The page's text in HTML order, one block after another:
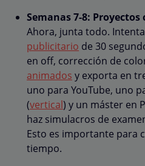
Semanas 7-8:
Ahora, junta todo.
publicitario de 30
en off, corrección de
animados y exporta en
uno para YouTube, uno
(vertical) y un máster en
haz simulacros de
Esto es importante para
tiempo.